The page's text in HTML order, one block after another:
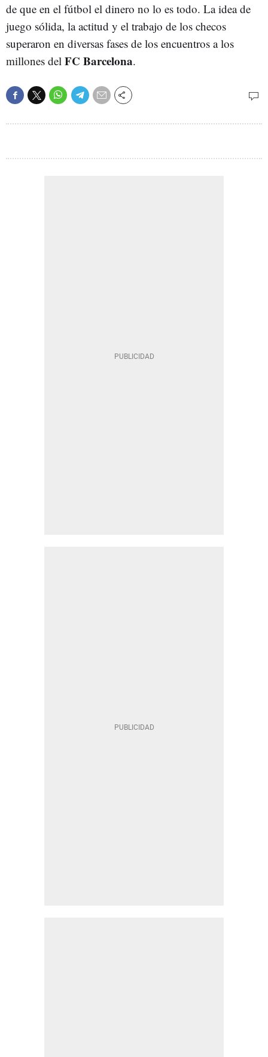
de que en el fútbol el dinero no lo es todo. La idea de
juego sólida, la actitud y el trabajo de los checos
superaron en diversas fases de los encuentros a los
millones del FC Barcelona.